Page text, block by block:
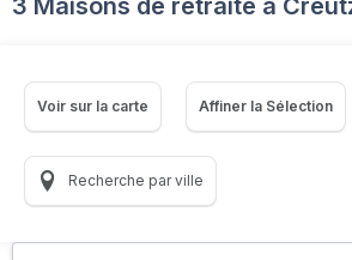
Voir sur la carte Affiner la Sélection
Recherche par ville